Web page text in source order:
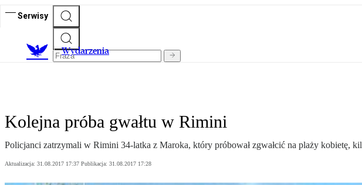
Serwisy
Wydarzenia
Kolejna próba gwałtu w Rimini
Policjanci zatrzymali w Rimini 34-latka z Maroka, który próbował zgwałcić na plaży kobietę,
Aktualizacja: 31.08.2017 17:37 Publikacja: 31.08.2017 17:28